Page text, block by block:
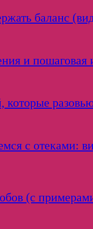
баланс
и
которые
с отеками:
(с